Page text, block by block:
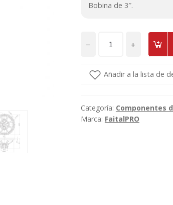
Bobina de 3″.
−
FaitalPRO
18FX600
+
Añadir a la lista de
Categoría: Componentes
Marca: FaitalPRO